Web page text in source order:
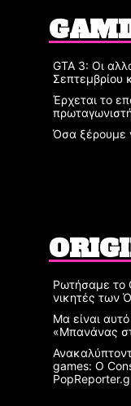
GTA 3: Οι
Σεπτεμβρίου
Έρχεται το
Όσα ξέρουμε
Ρωτήσαμε το
νικητές των
Μα είναι
«Μπανάνας
games: Ο